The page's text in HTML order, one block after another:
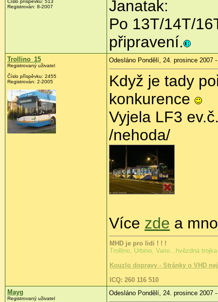
Číslo příspěvku: 513
Registrován: 8-2007
Janatak:
Po 13T/14T/
připravení.
Trollino_15
Registrovaný uživatel
Číslo příspěvku: 2455
Registrován: 2-2005
Odesláno Pondělí, 24. prosince 2007
Když je tady
konkurence
Vyjela LF3
/nehoda/
Více zde a
MHD je pro lidi ! ! !
Trollino, Urbino, Vario...hvězdná
Kouzlo dopravy - Stránky o VHD
ICQ: 260 116 510
Mayg
Registrovaný uživatel
Odesláno Pondělí, 24. prosince 2007